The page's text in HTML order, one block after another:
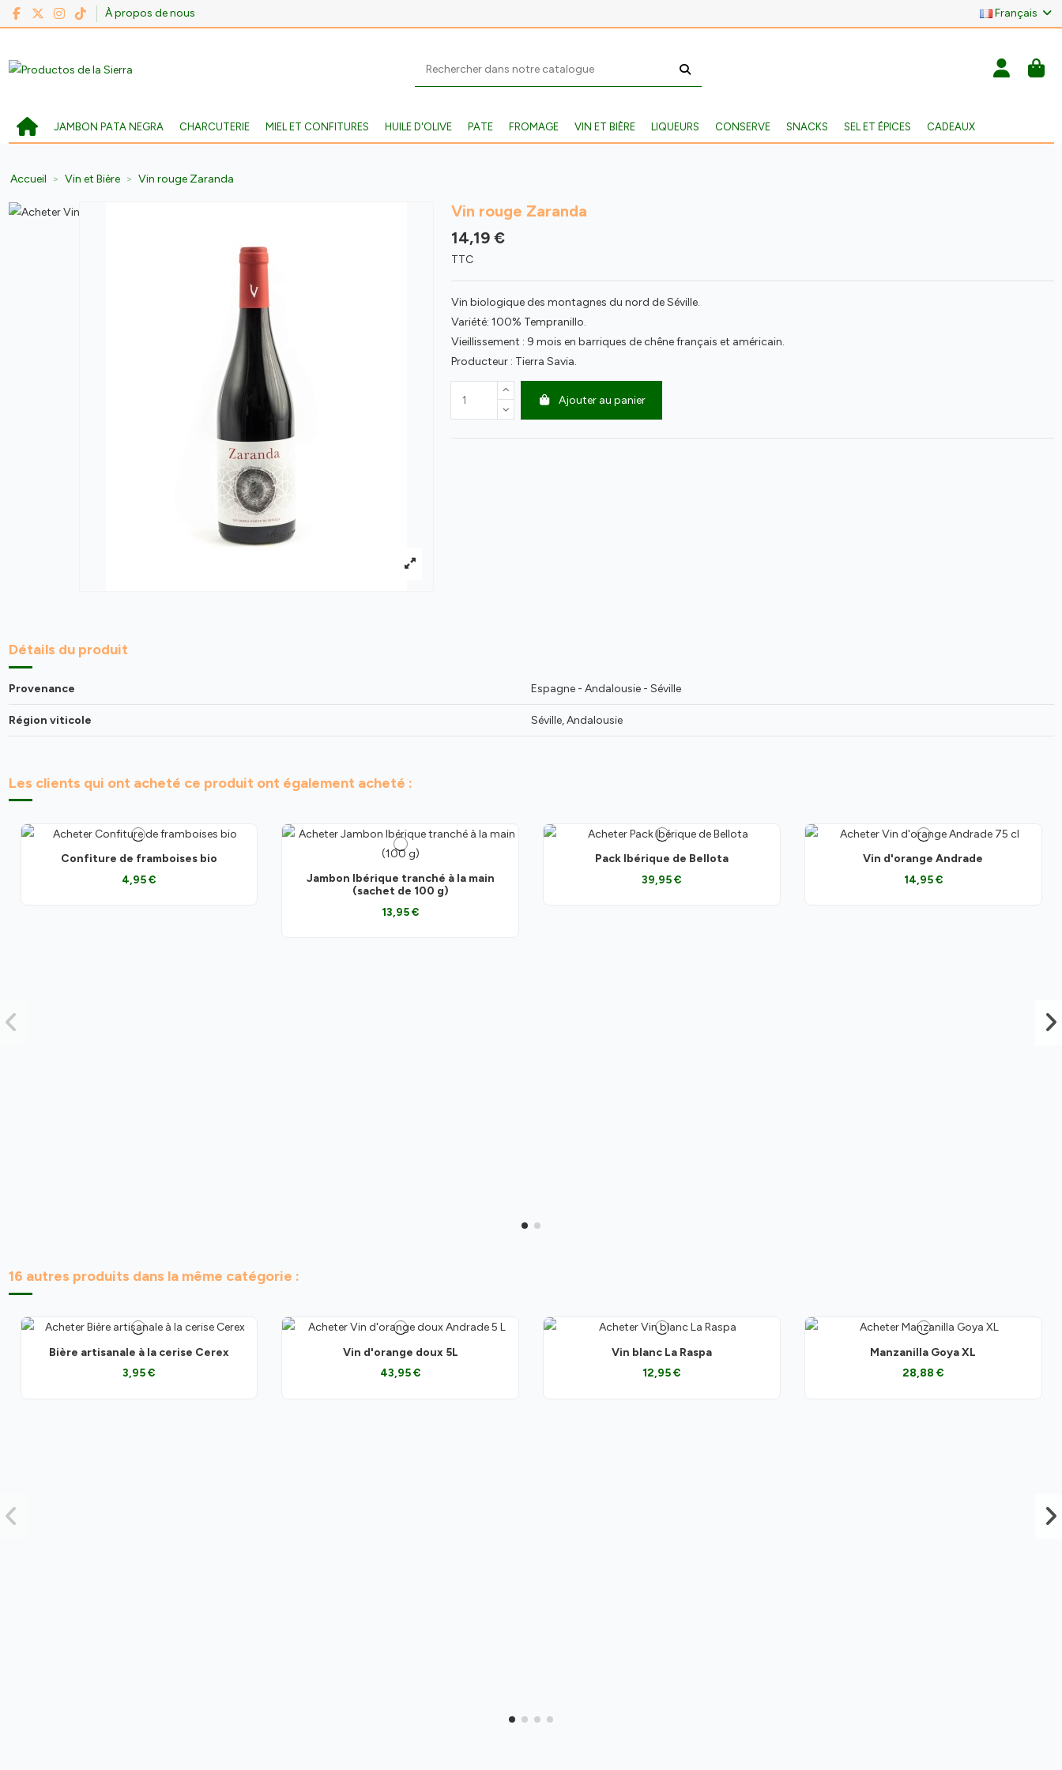
À propos de nous Français
JAMBON PATA NEGRA CHARCUTERIE MIEL ET CONFITURES HUILE D'OLIVE PATE FROMAGE VIN ET BIÈRE LIQUEURS CONSERVE SNACKS SEL ET ÉPICES CADEAUX
Accueil Vin et Bière Vin rouge Zaranda
Vin rouge Zaranda
14,19 €
TTC
Vin biologique des montagnes du nord de Séville.
Variété: 100% Tempranillo.
Vieillissement : 9 mois en barriques de chêne français et américain.
Producteur : Tierra Savia.
Ajouter au panier
Détails du produit
Provenance Espagne - Andalousie - Séville
Région viticole Séville, Andalousie
Les clients qui ont acheté ce produit ont également acheté :
Confiture de framboises bio
4,95 €
Jambon Ibérique tranché à la main
(sachet de 100 g)
13,95 €
Pack Ibérique de Bellota
39,95 €
Vin d'orange Andrade
14,95 €
16 autres produits dans la même catégorie :
Bière artisanale à la cerise Cerex
3,95 €
Vin d'orange doux 5L
43,95 €
Vin blanc La Raspa
12,95 €
Manzanilla Goya XL
28,88 €